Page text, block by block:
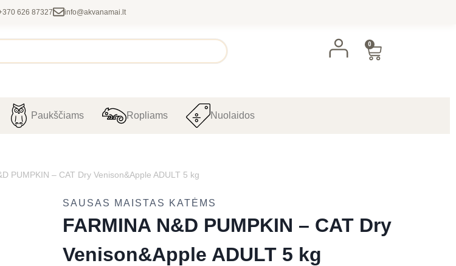
626 87327 info@akvanamai.lt
0
Paukščiams Ropliams Nuolaidos
PUMPKIN – CAT Dry Venison&Apple ADULT 5 kg
SAUSAS MAISTAS KATĖMS
FARMINA N&D PUMPKIN – CAT Dry
Venison&Apple ADULT 5 kg